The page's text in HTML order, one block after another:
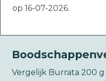
op 16-07-2026.
Vergelijk Burrata 200